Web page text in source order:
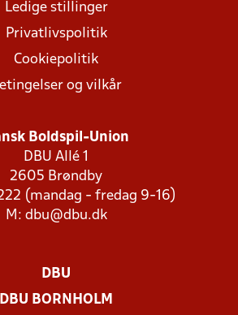
Ledige stillinger
Privatlivspolitik
Cookiepolitik
og vilkår
Boldspil-Union
DBU Allé 1
2605 Brøndby
(mandag - fredag 9-16)
M: dbu@dbu.dk
DBU
DBU BORNHOLM